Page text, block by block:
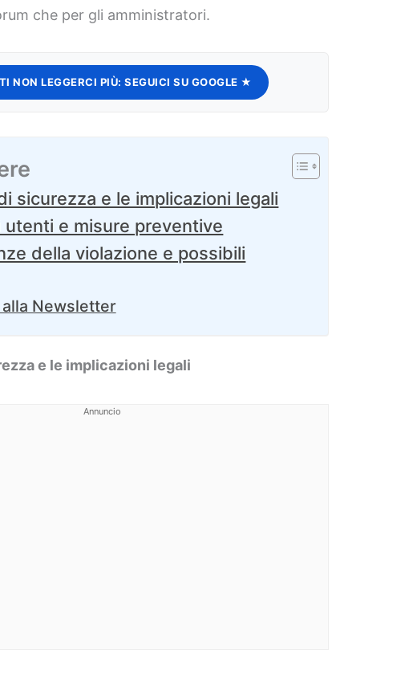
che per gli amministratori.
NON LEGGERCI PIÙ: SEGUICI SU GOOGLE ★
sicurezza e le implicazioni legali
utenti e misure preventive
della violazione e possibili
Newsletter
e le implicazioni legali
Annuncio